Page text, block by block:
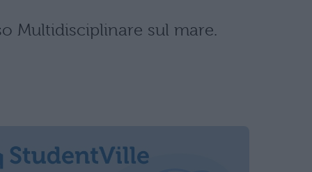
Multidisciplinare sul mare.